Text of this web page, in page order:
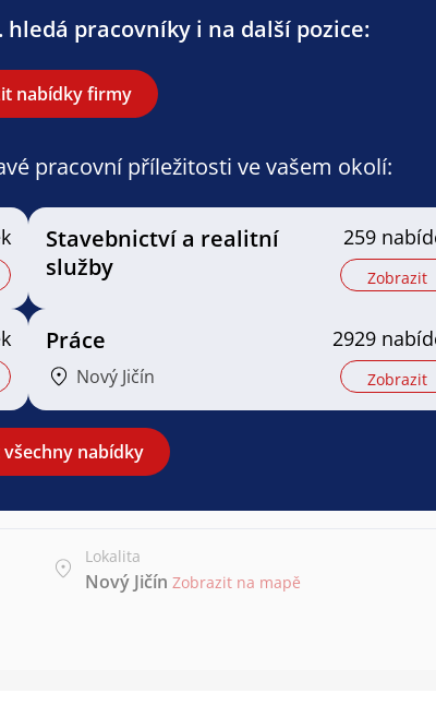
pracovníky i na další pozice:
nabídky firmy
pracovní příležitosti ve vašem okolí:
Stavebnictví a realitní
služby
259
Zobrazit
Práce
Nový Jičín
2929
Zobrazit
nabídky
Lokalita
Nový Jičín Zobrazit na mapě